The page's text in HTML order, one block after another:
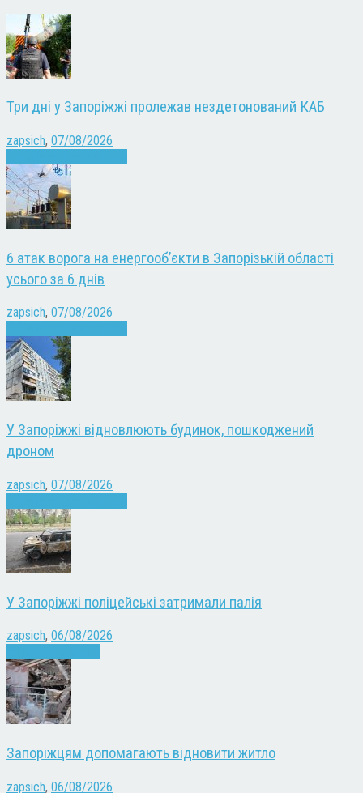
Три дні у Запоріжжі пролежав нездетонований КАБ
zapsich, 07/08/2026
6 атак ворога на енергооб’єкти в Запорізькій області
усього за 6 днів
zapsich, 07/08/2026
У Запоріжжі відновлюють будинок, пошкоджений
дроном
zapsich, 07/08/2026
У Запоріжжі поліцейські затримали палія
zapsich, 06/08/2026
Запоріжцям допомагають відновити житло
zapsich, 06/08/2026